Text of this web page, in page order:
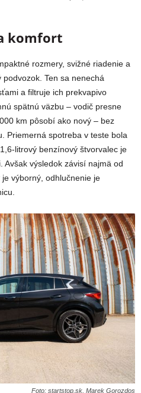
komfort
rozmery, svižné riadenie a
Ten sa nenechá
a filtruje ich prekvapivo
spätnú väzbu – vodič presne
km pôsobí ako nový – bez
Priemerná spotreba v teste bola
litrový benzínový štvorvalec je
Avšak výsledok závisí najmä od
výborný, odhlučnenie je
Foto: startstop.sk, Marek Gorozdos